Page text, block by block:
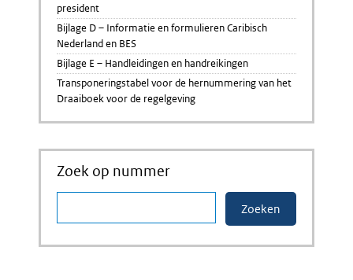
president
Bijlage D – Informatie en formulieren Caribisch
Nederland en BES
Bijlage E – Handleidingen en handreikingen
Transponeringstabel voor de hernummering van het
Draaiboek voor de regelgeving
Zoek op nummer